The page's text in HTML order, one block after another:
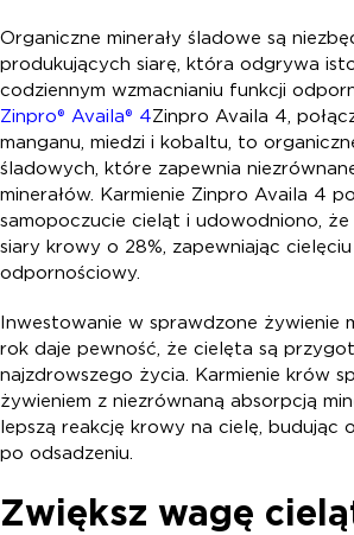
Organiczne minerały śladowe są
produkujących siarę, która odgrywa
codziennym wzmacnianiu funkcji
Zinpro® Availa® 4Zinpro Availa 4,
manganu, miedzi i kobaltu, to
śladowych, które zapewnia
minerałów. Karmienie Zinpro Availa 4
samopoczucie cieląt i udowodniono,
siary krowy o 28%, zapewniając cielęciu
odpornościowy.
Inwestowanie w sprawdzone żywienie
rok daje pewność, że cielęta są
najzdrowszego życia. Karmienie krów
żywieniem z niezrównaną absorpcją
lepszą reakcję krowy na cielę, budując
po odsadzeniu.
Zwiększ wagę